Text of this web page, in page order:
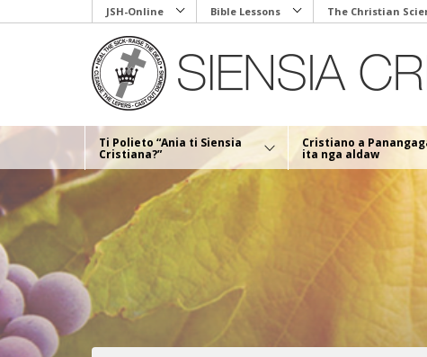
to
JSH-Online Bible Lessons The Christian
Ti Polieto “Ania ti Siensia
Cristiana?”
Cristiano a
ita nga aldaw